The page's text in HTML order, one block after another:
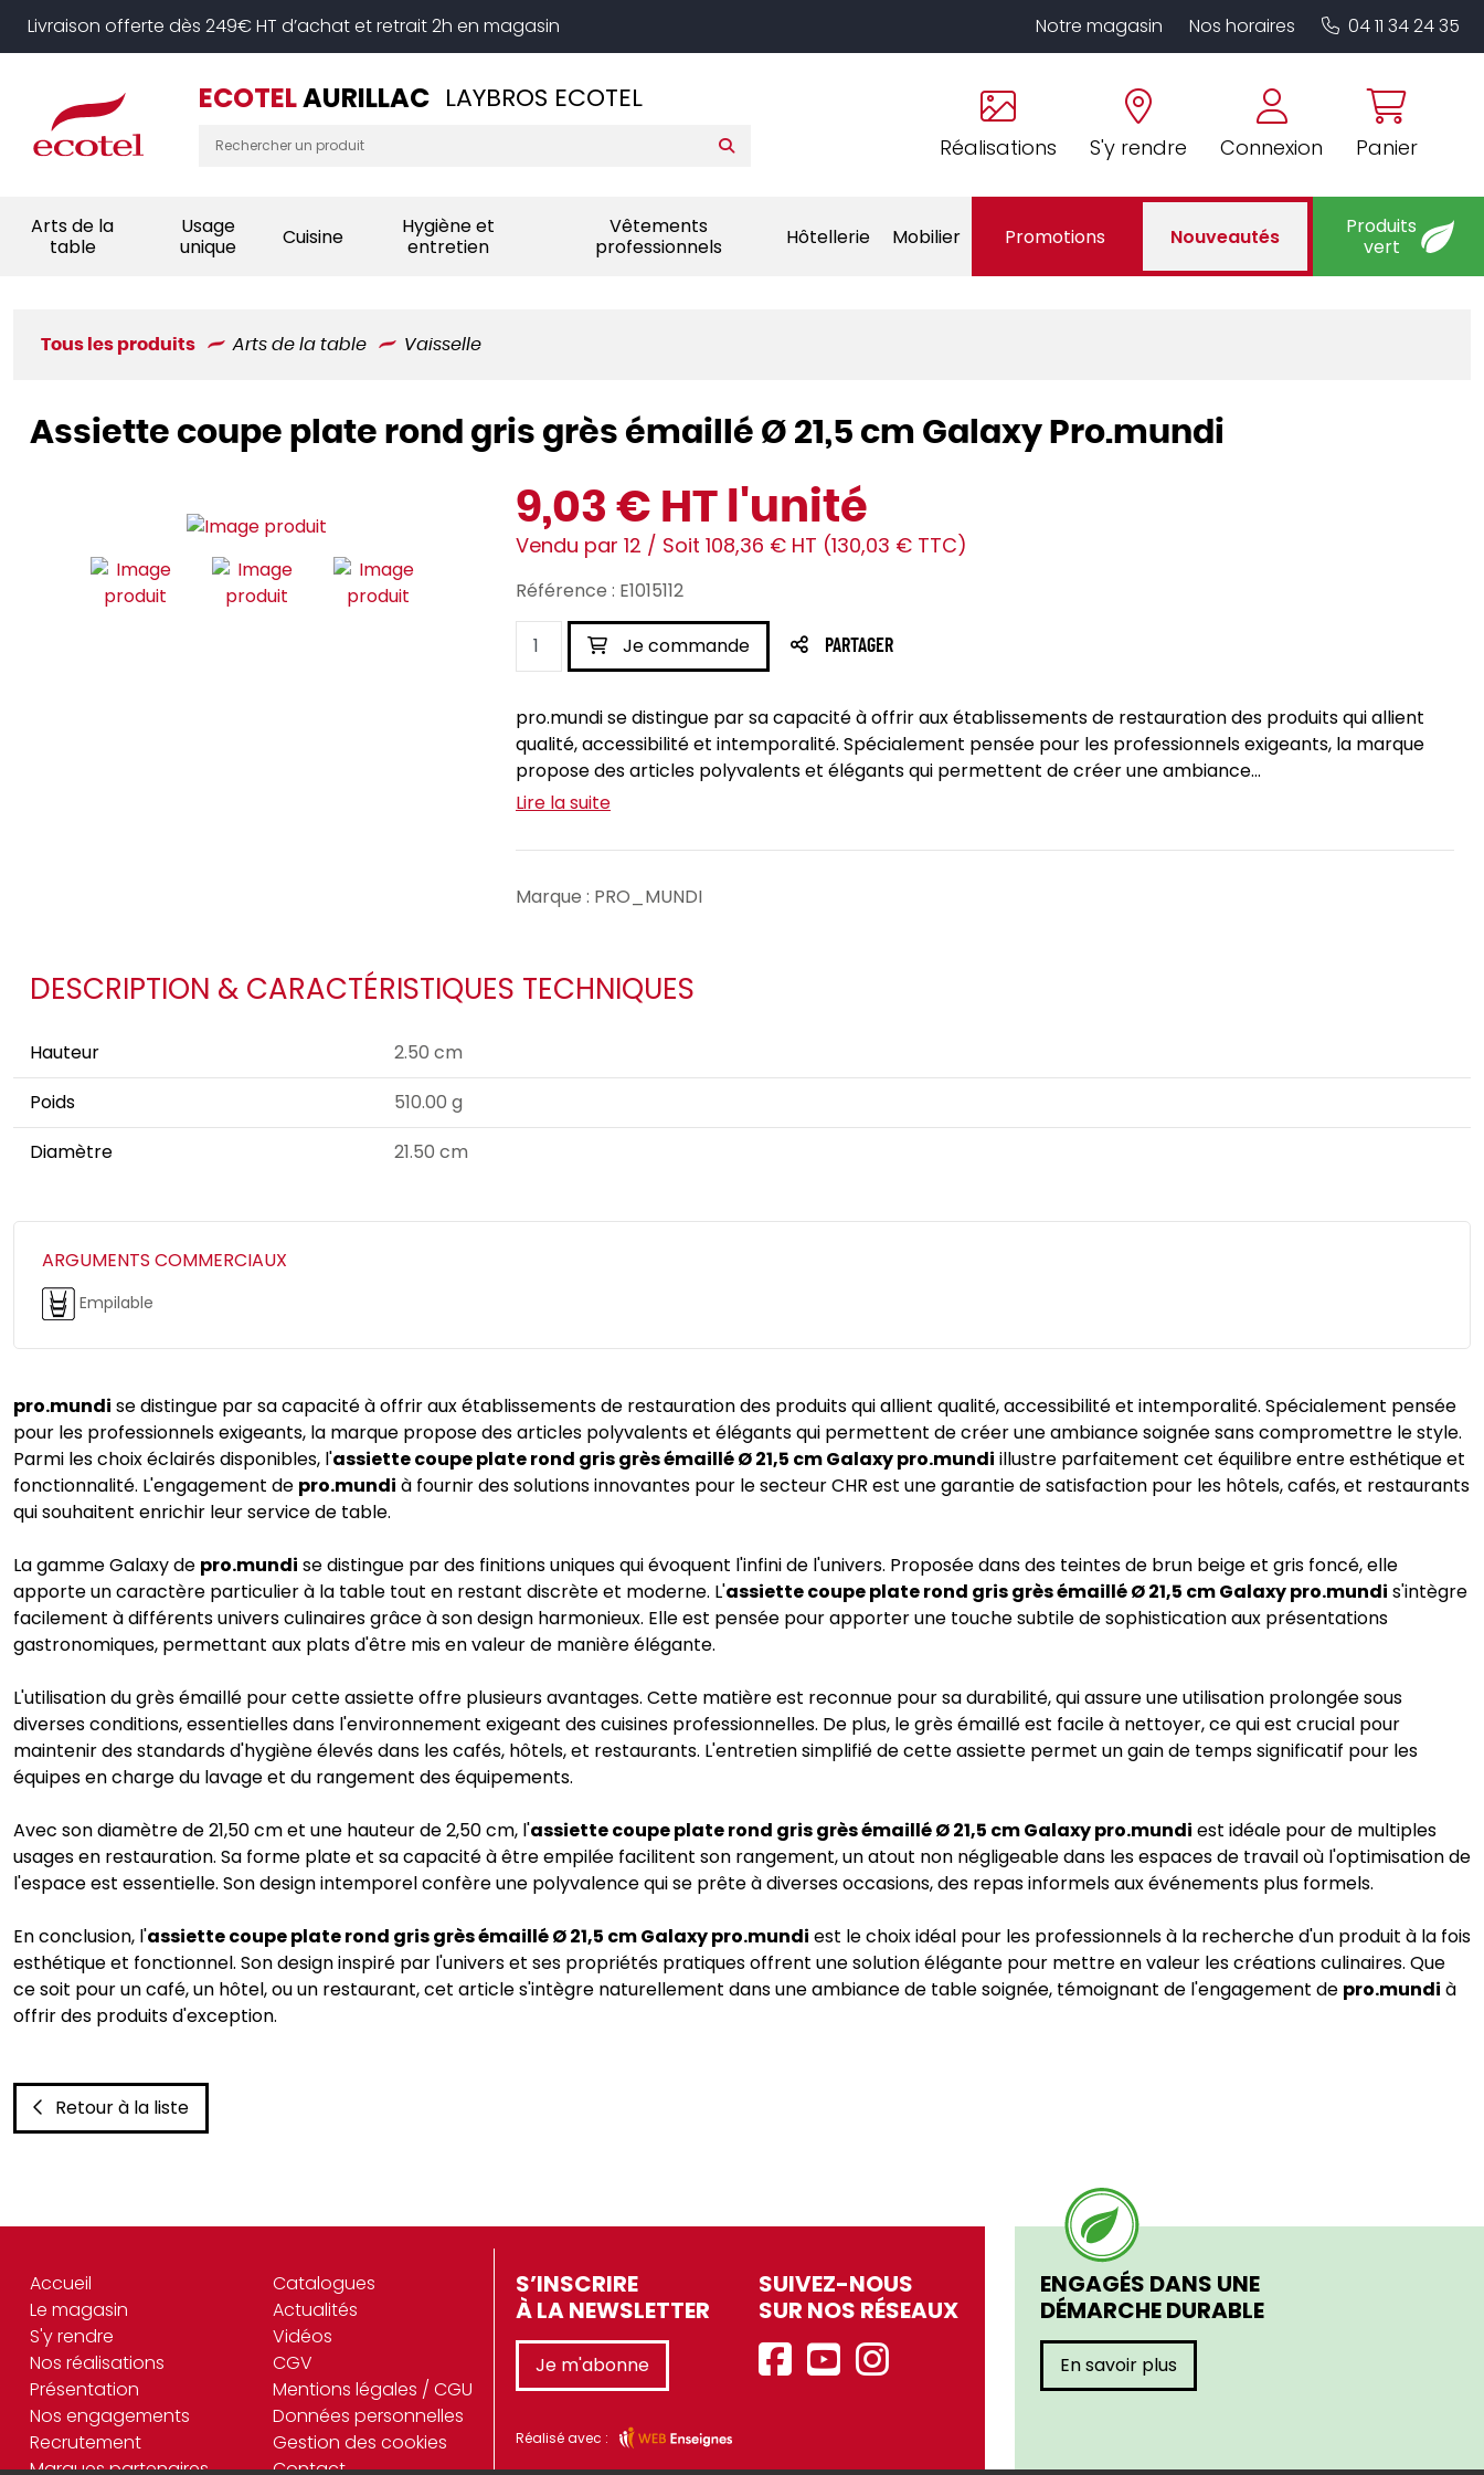
Livraison offerte dès 249€ HT d’achat et retrait 2h en magasin
Réalisations S'y rendre Connexion Panier
ECOTELAURILLAC LAYBROS ECOTEL
Notre magasin Nos horaires 04 11 34 24 35
Arts de la
table
Usage
unique
Cuisine
Hygiène et
entretien
Vêtements
professionnels
Hôtellerie Mobilier Promotions Nouveautés
Produits
vert
Tous les produits Arts de la table Vaisselle
Assiette coupe plate rond gris grès émaillé Ø 21,5 cm Galaxy Pro.mundi
9,03 € HT l'unité
Vendu par 12 / Soit 108,36 € HT (130,03 € TTC)
Référence : E1015112
Je commande PARTAGER
pro.mundi se distingue par sa capacité à offrir aux établissements de restauration des produits qui allient
qualité, accessibilité et intemporalité. Spécialement pensée pour les professionnels exigeants, la marque
propose des articles polyvalents et élégants qui permettent de créer une ambiance...
Lire la suite
Marque : PRO_MUNDI
DESCRIPTION & CARACTÉRISTIQUES TECHNIQUES
Hauteur
2.50 cm
Poids
510.00 g
Diamètre
21.50 cm
ARGUMENTS COMMERCIAUX
Empilable
pro.mundi se distingue par sa capacité à offrir aux établissements de restauration des produits qui allient qualité, accessibilité et intemporalité. Spécialement pensée
pour les professionnels exigeants, la marque propose des articles polyvalents et élégants qui permettent de créer une ambiance soignée sans compromettre le style.
Parmi les choix éclairés disponibles, l'assiette coupe plate rond gris grès émaillé Ø 21,5 cm Galaxy pro.mundi illustre parfaitement cet équilibre entre esthétique et
fonctionnalité. L'engagement de pro.mundi à fournir des solutions innovantes pour le secteur CHR est une garantie de satisfaction pour les hôtels, cafés, et restaurants
qui souhaitent enrichir leur service de table.
La gamme Galaxy de pro.mundi se distingue par des finitions uniques qui évoquent l'infini de l'univers. Proposée dans des teintes de brun beige et gris foncé, elle
apporte un caractère particulier à la table tout en restant discrète et moderne. L'assiette coupe plate rond gris grès émaillé Ø 21,5 cm Galaxy pro.mundi s'intègre
facilement à différents univers culinaires grâce à son design harmonieux. Elle est pensée pour apporter une touche subtile de sophistication aux présentations
gastronomiques, permettant aux plats d'être mis en valeur de manière élégante.
L'utilisation du grès émaillé pour cette assiette offre plusieurs avantages. Cette matière est reconnue pour sa durabilité, qui assure une utilisation prolongée sous
diverses conditions, essentielles dans l'environnement exigeant des cuisines professionnelles. De plus, le grès émaillé est facile à nettoyer, ce qui est crucial pour
maintenir des standards d'hygiène élevés dans les cafés, hôtels, et restaurants. L'entretien simplifié de cette assiette permet un gain de temps significatif pour les
équipes en charge du lavage et du rangement des équipements.
Avec son diamètre de 21,50 cm et une hauteur de 2,50 cm, l'assiette coupe plate rond gris grès émaillé Ø 21,5 cm Galaxy pro.mundi est idéale pour de multiples
usages en restauration. Sa forme plate et sa capacité à être empilée facilitent son rangement, un atout non négligeable dans les espaces de travail où l'optimisation de
l'espace est essentielle. Son design intemporel confère une polyvalence qui se prête à diverses occasions, des repas informels aux événements plus formels.
En conclusion, l'assiette coupe plate rond gris grès émaillé Ø 21,5 cm Galaxy pro.mundi est le choix idéal pour les professionnels à la recherche d'un produit à la fois
esthétique et fonctionnel. Son design inspiré par l'univers et ses propriétés pratiques offrent une solution élégante pour mettre en valeur les créations culinaires. Que
ce soit pour un café, un hôtel, ou un restaurant, cet article s'intègre naturellement dans une ambiance de table soignée, témoignant de l'engagement de pro.mundi à
offrir des produits d'exception.
Retour à la liste
ENGAGÉS DANS UNE
DÉMARCHE DURABLE
En savoir plus
Accueil
Le magasin
S'y rendre
Nos réalisations
Présentation
Nos engagements
Recrutement
Marques partenaires
Catalogues
Actualités
Vidéos
CGV
Mentions légales / CGU
Données personnelles
Gestion des cookies
Contact
S’INSCRIRE
À LA NEWSLETTER
Je m'abonne
SUIVEZ-NOUS
SUR NOS RÉSEAUX
Réalisé avec :
Panneau de gestion des cookies